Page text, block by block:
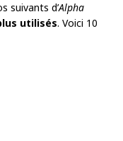
suivants d’Alpha
utilisés. Voici 10